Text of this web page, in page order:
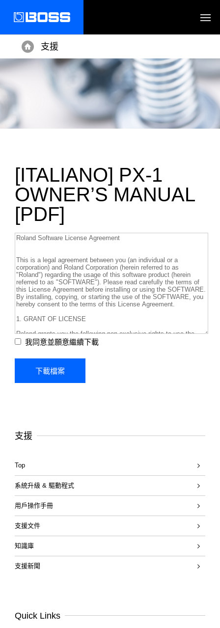
Home
支援
[ITALIANO] PX-1
OWNER’S MANUAL
[PDF]
我同意並願意繼續下載
支援
Top
系統升級 & 驅動程式
用戶操作手冊
支援文件
知識庫
支援新聞
Quick Links